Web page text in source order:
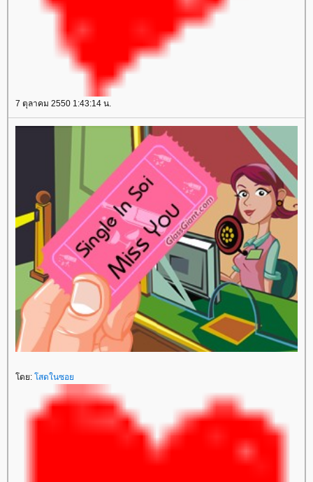
7 ตุลาคม 2550 1:43:14 น.
โดย: โสดในซอย